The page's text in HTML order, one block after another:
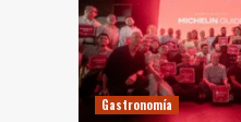
Gastronomía